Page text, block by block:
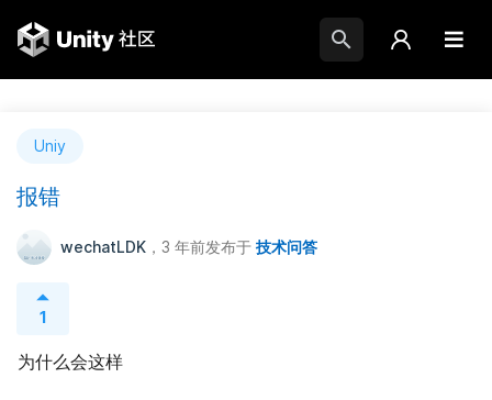
Uniy
报错
wechatLDK ，3 年前发布于 技术问答
1
为什么会这样